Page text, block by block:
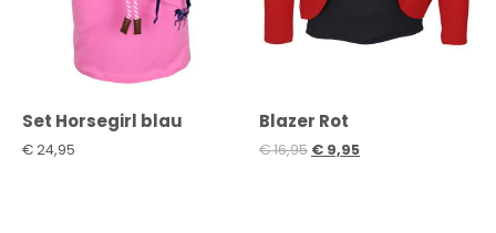
Set Horsegirl blau
€24,95
Blazer Rot
€16,95 € 9,95